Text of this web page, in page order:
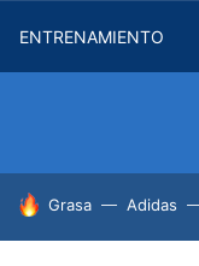
ENTRENAMIENTO
HOY SE HABLA DE
Grasa Adidas